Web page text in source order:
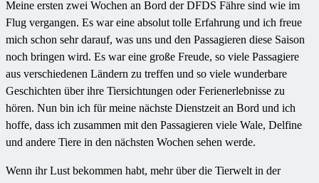
Meine ersten zwei Wochen an Bord der DFDS Fähre sind wie im
Flug vergangen. Es war eine absolut tolle Erfahrung und ich freue
mich schon sehr darauf, was uns und den Passagieren diese Saison
noch bringen wird. Es war eine große Freude, so viele Passagiere
aus verschiedenen Ländern zu treffen und so viele wunderbare
Geschichten über ihre Tiersichtungen oder Ferienerlebnisse zu
hören. Nun bin ich für meine nächste Dienstzeit an Bord und ich
hoffe, dass ich zusammen mit den Passagieren viele Wale, Delfine
und andere Tiere in den nächsten Wochen sehen werde.
Wenn ihr Lust bekommen habt, mehr über die Tierwelt in der